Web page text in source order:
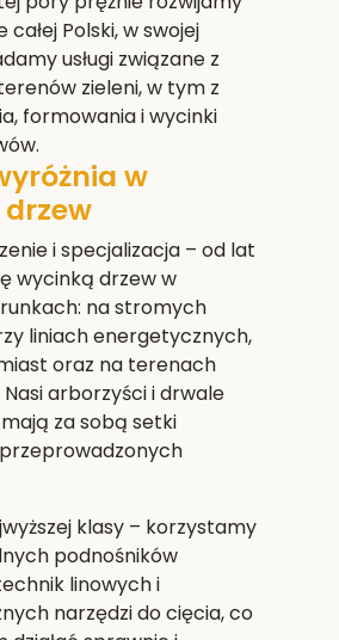
Polski, w swojej
usługi związane z
zieleni, w tym z
formowania i wycinki
w
i specjalizacja– od lat
wycinką drzew w
na stromych
liniach energetycznych,
oraz na terenach
arborzyści i drwale
za sobą setki
klasy– korzystamy
podnośników
linowych i
narzędzi do cięcia, co